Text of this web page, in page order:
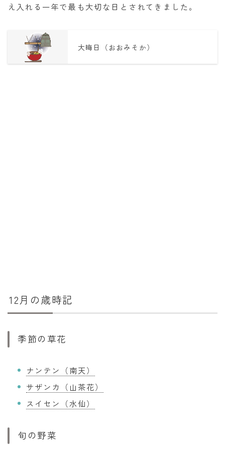
え入れる一年で最も大切な日とされてきました。
大晦日（おおみそか）
12月の歳時記
季節の草花
ナンテン（南天）
サザンカ（山茶花）
スイセン（水仙）
旬の野菜